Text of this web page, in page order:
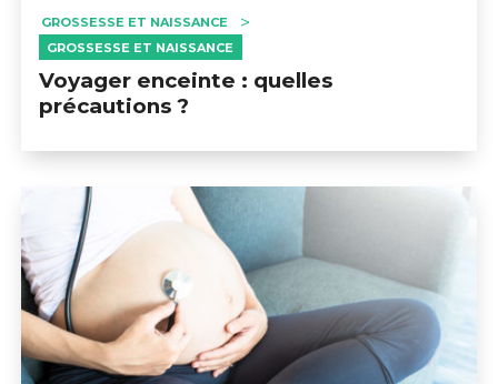
GROSSESSE ET NAISSANCE
GROSSESSE ET NAISSANCE
Voyager enceinte : quelles
précautions ?